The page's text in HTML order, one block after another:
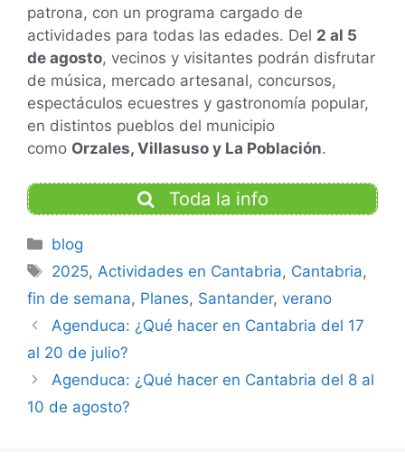
patrona, con un programa cargado de
actividades para todas las edades. Del 2 al 5
de agosto, vecinos y visitantes podrán disfrutar
de música, mercado artesanal, concursos,
espectáculos ecuestres y gastronomía popular,
en distintos pueblos del municipio
como Orzales, Villasuso y La Población.
Toda la info
Categorías
blog
Etiquetas
2025,Actividades en Cantabria, Cantabria,
fin de semana, Planes, Santander, verano
Agenduca: ¿Qué hacer en Cantabria del 17
al 20 de julio?
Agenduca: ¿Qué hacer en Cantabria del 8 al
10 de agosto?